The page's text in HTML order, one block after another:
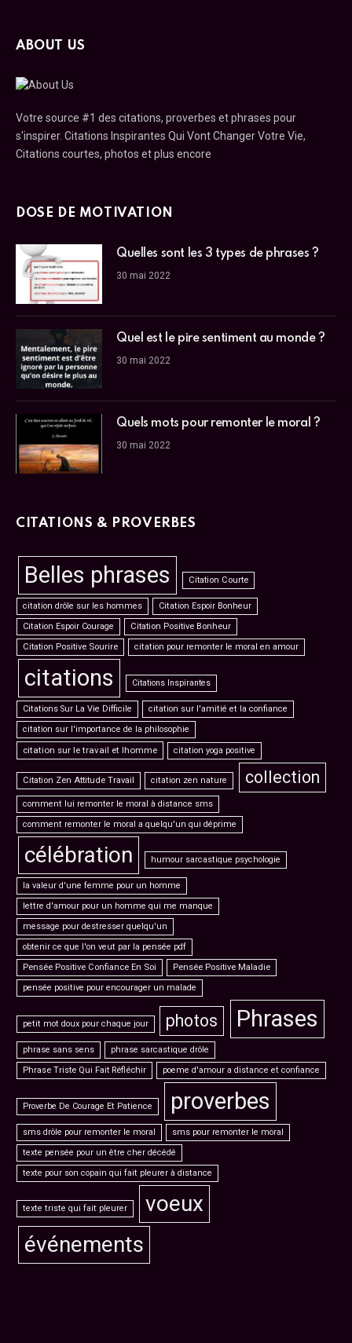
ABOUT US
Votre source #1 des citations, proverbes et phrases pour
s'inspirer. Citations Inspirantes Qui Vont Changer Votre Vie,
Citations courtes, photos et plus encore
DOSE DE MOTIVATION
Quelles sont les 3 types de phrases ?
30 mai 2022
Quel est le pire sentiment au monde ?
30 mai 2022
Quels mots pour remonter le moral ?
30 mai 2022
CITATIONS & PROVERBES
Belles phrases Citation Courte
citation drôle sur les hommes
Citation Espoir Bonheur
Citation Espoir Courage
Citation Positive Bonheur
Citation Positive Sourire
citation pour remonter le moral en amour
citations Citations Inspirantes
Citations Sur La Vie Difficile
citation sur l'amitié et la confiance
citation sur l'importance de la philosophie
citation sur le travail et lhomme citation yoga positive
Citation Zen Attitude Travail citation zen nature collection
comment lui remonter le moral à distance sms
comment remonter le moral a quelqu'un qui déprime
célébration humour sarcastique psychologie
la valeur d'une femme pour un homme
lettre d'amour pour un homme qui me manque
message pour destresser quelqu'un
obtenir ce que l'on veut par la pensée pdf
Pensée Positive Confiance En Soi
Pensée Positive Maladie
pensée positive pour encourager un malade
petit mot doux pour chaque jour photos Phrases
phrase sans sens
phrase sarcastique drôle
Phrase Triste Qui Fait Réfléchir
poeme d'amour a distance et confiance
Proverbe De Courage Et Patience proverbes
sms drôle pour remonter le moral
sms pour remonter le moral
texte pensée pour un être cher décédé
texte pour son copain qui fait pleurer à distance
texte triste qui fait pleurer
voeux
événements